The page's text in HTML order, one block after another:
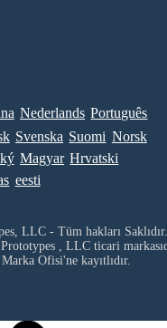
Nederlands Português
Svenska Suomi Norsk
Magyar Hrvatski
eesti
LLC - Tüm hakları Saklıdır.
, LLCticari
Ofisi'ne kayıtlıdır.